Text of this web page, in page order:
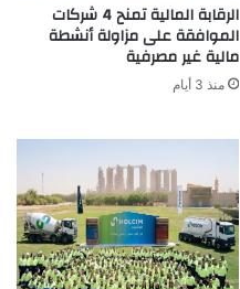
الرقابة المالية تمنح 4 شركات
الموافقة على مزاولة أنشطة
مالية غير مصرفية
منذ 3 أيام